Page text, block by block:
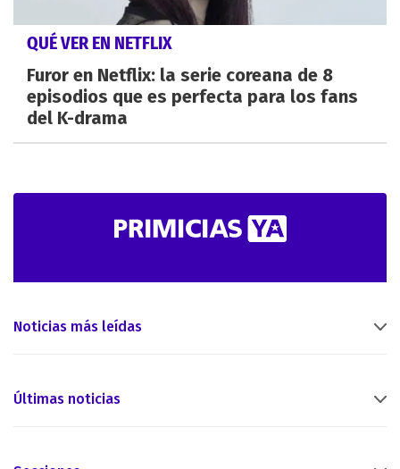
QUÉ VER EN NETFLIX
Furor en Netflix: la serie coreana de 8
episodios que es perfecta para los fans
del K-drama
Noticias más leídas
Últimas noticias